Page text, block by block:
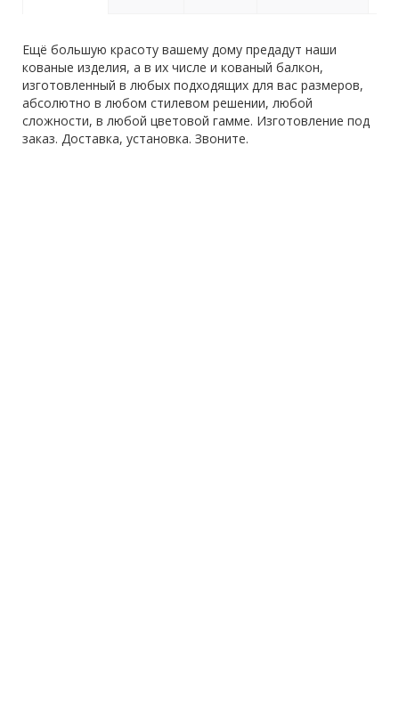
Ещё большую красоту вашему дому предадут наши
кованые изделия, а в их числе и кованый балкон,
изготовленный в любых подходящих для вас размеров,
абсолютно в любом стилевом решении, любой
сложности, в любой цветовой гамме. Изготовление под
заказ. Доставка, установка. Звоните.